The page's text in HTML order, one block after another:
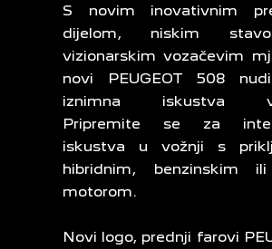
S novim inovativnim
dijelom, niskim
vizionarskim vozačevim
novi PEUGEOT 508
iznimna iskustva
Pripremite se za
iskustva u vožnji s
hibridnim, benzinskim
motorom.
Novi logo, prednji farovi